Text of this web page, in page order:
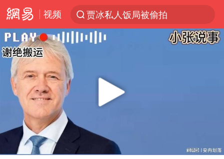
视频
贾冰私人饭局被偷拍
台风“白海豚”登陆 各地各部门全力应对
上海鼓励居家办公
部分银行上调存款利率
小沈阳加盟《披荆斩棘》
Play
00:00